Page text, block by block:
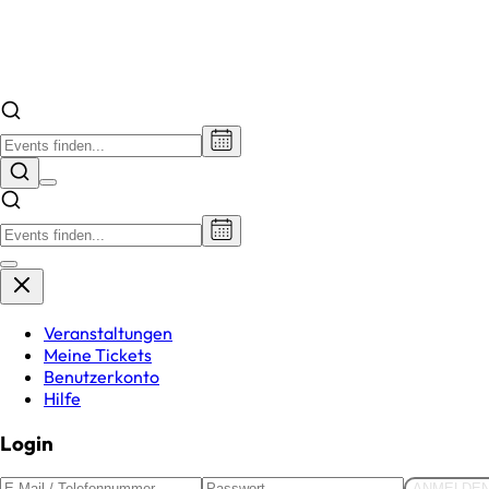
Veranstaltungen
Meine Tickets
Benutzerkonto
Hilfe
Login